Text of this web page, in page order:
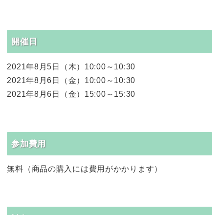
開催日
2021年8月5日（木）10:00～10:30
2021年8月6日（金）10:00～10:30
2021年8月6日（金）15:00～15:30
参加費用
無料（商品の購入には費用がかかります）